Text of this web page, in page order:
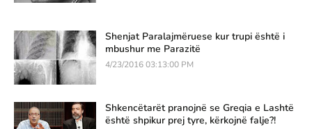
Shenjat Paralajmëruese kur trupi është i
mbushur me Parazitë
4/23/2016 03:13:00 PM
Shkencëtarët pranojnë se Greqia e Lashtë
është shpikur prej tyre, kërkojnë falje?!